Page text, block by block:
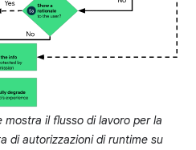
mostra il flusso di lavoro per la
di autorizzazioni di runtime su